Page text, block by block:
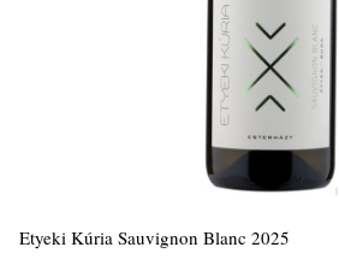
Etyeki Kúria Sauvignon Blanc 2025